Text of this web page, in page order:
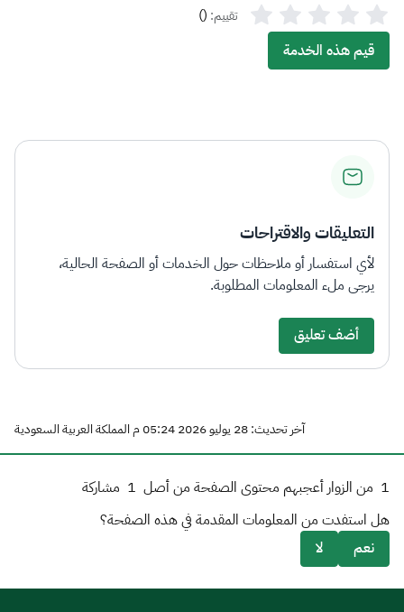
تقييم: (
)
قيم هذه الخدمة
التعليقات والاقتراحات
لأي استفسار أو ملاحظات حول الخدمات أو الصفحة الحالية،
يرجى ملء المعلومات المطلوبة.
أضف تعليق
آخر تحديث: 28 يوليو 2026 05:24 م المملكة العربية السعودية
1 من الزوار أعجبهم محتوى الصفحة من أصل 1 مشاركة
هل استفدت من المعلومات المقدمة في هذه الصفحة؟
نعم
لا